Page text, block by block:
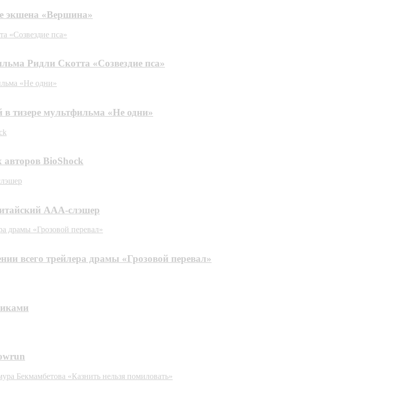
экшена «Вершина»
«Созвездие пса»
Ридли Скотта «Созвездие пса»
«Не одни»
тизере мультфильма «Не одни»
BioShock
AAA-слэшер
драмы «Грозовой перевал»
всего трейлера драмы «Грозовой перевал»
Бекмамбетова «Казнить нельзя помиловать»